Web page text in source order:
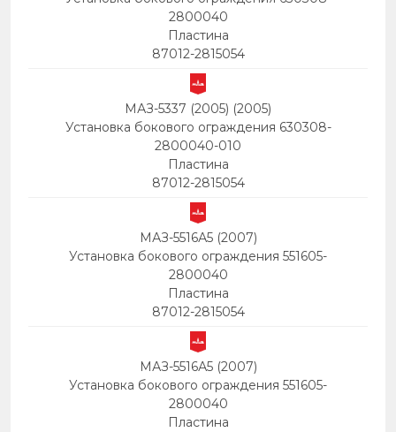
2800040
Пластина
87012-2815054
МАЗ-5337 (2005) (2005)
Установка бокового ограждения 630308-
2800040-010
Пластина
87012-2815054
МАЗ-5516А5 (2007)
Установка бокового ограждения 551605-
2800040
Пластина
87012-2815054
МАЗ-5516А5 (2007)
Установка бокового ограждения 551605-
2800040
Пластина